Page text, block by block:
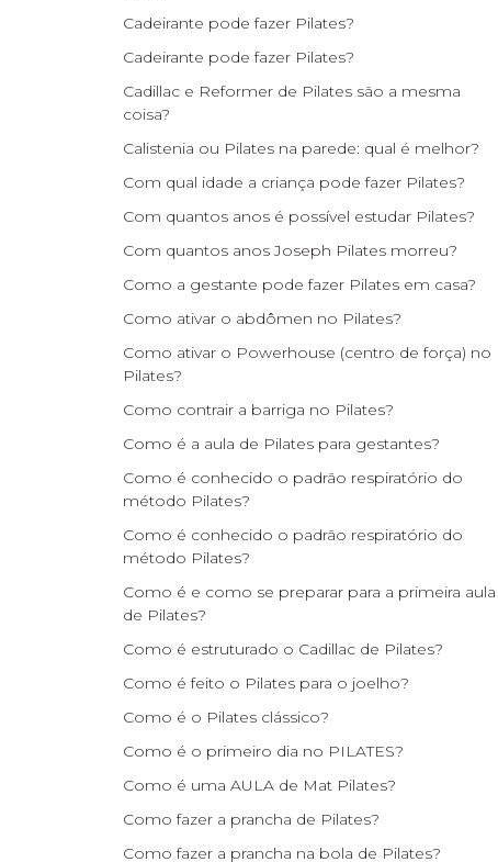
Cadeirante pode fazer Pilates?
Cadeirante pode fazer Pilates?
Cadillac e Reformer de Pilates são a mesma
coisa?
Calistenia ou Pilates na parede: qual é melhor?
Com qual idade a criança pode fazer Pilates?
Com quantos anos é possível estudar Pilates?
Com quantos anos Joseph Pilates morreu?
Como a gestante pode fazer Pilates em casa?
Como ativar o abdômen no Pilates?
Como ativar o Powerhouse (centro de força) no
Pilates?
Como contrair a barriga no Pilates?
Como é a aula de Pilates para gestantes?
Como é conhecido o padrão respiratório do
método Pilates?
Como é conhecido o padrão respiratório do
método Pilates?
Como é e como se preparar para a primeira aula
de Pilates?
Como é estruturado o Cadillac de Pilates?
Como é feito o Pilates para o joelho?
Como é o Pilates clássico?
Como é o primeiro dia no PILATES?
Como é uma AULA de Mat Pilates?
Como fazer a prancha de Pilates?
Como fazer a prancha na bola de Pilates?